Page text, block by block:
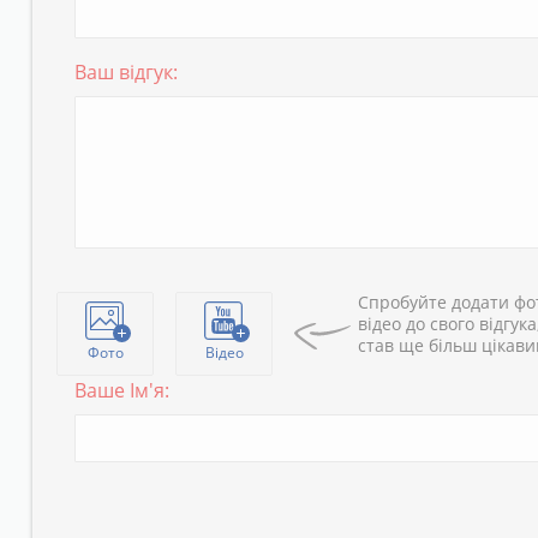
Ваш відгук:
Фото Відео
Спробуйте додати
відео до свого
став ще більш
Ваше Ім'я: